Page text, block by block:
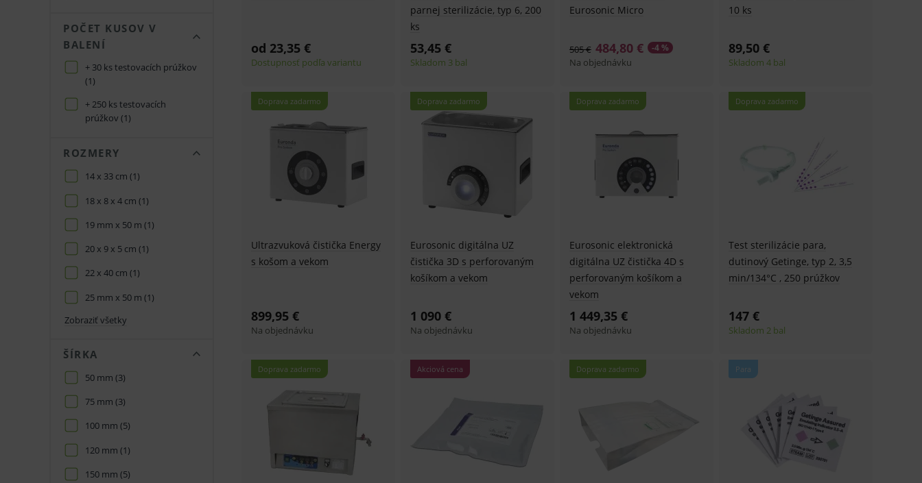
POČET KUSOV V
BALENÍ
+ 30 ks testovacích prúžkov
(1)
+ 250 ks testovacích
prúžkov (1)
ROZMERY
14 x 33 cm (1)
18 x 8 x 4 cm (1)
19 mm x 50 m (1)
20 x 9 x 5 cm (1)
22 x 40 cm (1)
25 mm x 50 m (1)
Zobraziť všetky
ŠÍRKA
50 mm (3)
75 mm (3)
100 mm (5)
120 mm (1)
150 mm (5)
od 23,35 €
Dostupnosť podľa variantu
parnej sterilizácie, typ 6, 200
ks
53,45 €
Skladom 3 bal
Eurosonic Micro
484,80 €
505 € -4 %
Na objednávku
10 ks
89,50 €
Skladom 4 bal
Doprava zadarmo
Ultrazvuková čistička Energy
s košom a vekom
899,95 €
Na objednávku
Doprava zadarmo
Eurosonic digitálna UZ
čistička 3D s perforovaným
košíkom a vekom
1 090 €
Na objednávku
Doprava zadarmo
Eurosonic elektronická
digitálna UZ čistička 4D s
perforovaným košíkom a
vekom
1 449,35 €
Na objednávku
Doprava zadarmo
Test sterilizácie para,
dutinový Getinge, typ 2, 3,5
min/134°C , 250 prúžkov
147 €
Skladom 2 bal
Doprava zadarmo Akciová cena Doprava zadarmo Para